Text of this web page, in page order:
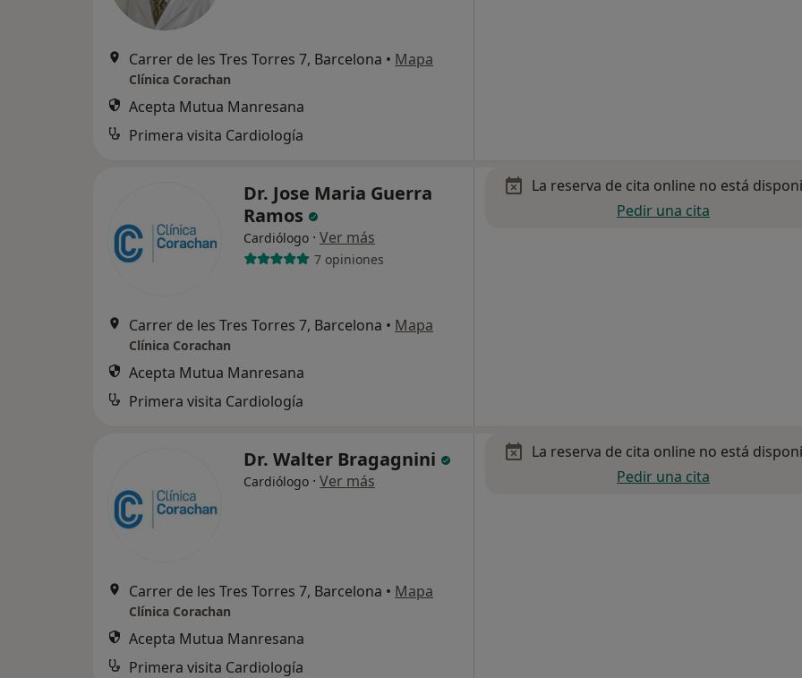
Carrer de les Tres Torres 7, Barcelona • Mapa
Clínica Corachan
Acepta Mutua Manresana
Primera visita Cardiología
Dr. Jose Maria Guerra
Ramos
Cardiólogo · Ver más
7 opiniones
Carrer de les Tres Torres 7, Barcelona • Mapa
Clínica Corachan
Acepta Mutua Manresana
Primera visita Cardiología
La reserva de cita online no está
Pedir una cita
Dr. Walter Bragagnini
Cardiólogo · Ver más
Carrer de les Tres Torres 7, Barcelona • Mapa
Clínica Corachan
Acepta Mutua Manresana
Primera visita Cardiología
La reserva de cita online no está
Pedir una cita